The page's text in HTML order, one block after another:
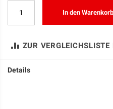
In den Warenkorb
ZUR VERGLEICHSLISTE
Details